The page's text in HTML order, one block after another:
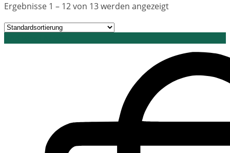
Ergebnisse 1 – 12 von 13 werden angezeigt